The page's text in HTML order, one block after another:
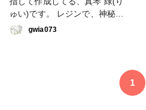
ゅい)です。 レジンで、神秘的
なファンタジー作品を目指して
ン初心者 #シーリングスタンプ
gwia073
1